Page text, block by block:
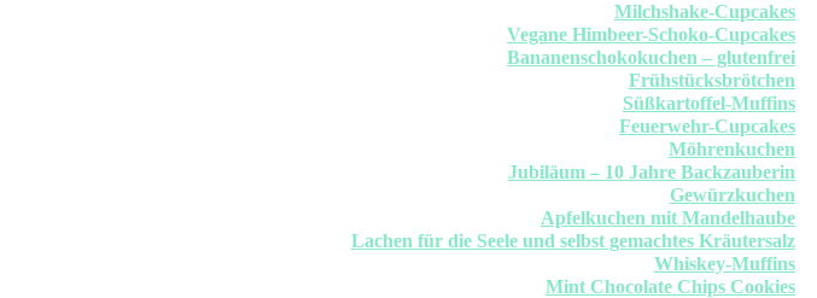
Milchshake-Cupcakes
Vegane Himbeer-Schoko-Cupcakes
Bananenschokokuchen – glutenfrei
Frühstücksbrötchen
Süßkartoffel-Muffins
Feuerwehr-Cupcakes
Möhrenkuchen
Jubiläum – 10 Jahre Backzauberin
Gewürzkuchen
Apfelkuchen mit Mandelhaube
Lachen für die Seele und selbst gemachtes Kräutersalz
Whiskey-Muffins
Mint Chocolate Chips Cookies